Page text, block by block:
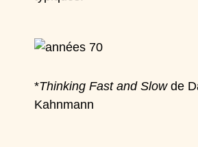
*Thinking Fast and Slowde
Kahnmann